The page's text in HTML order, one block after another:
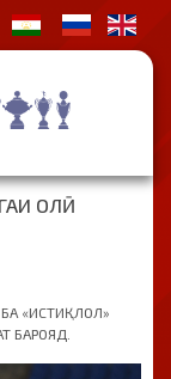
ОЛӢ
«ИСТИҚЛОЛ»
БАРОЯД.